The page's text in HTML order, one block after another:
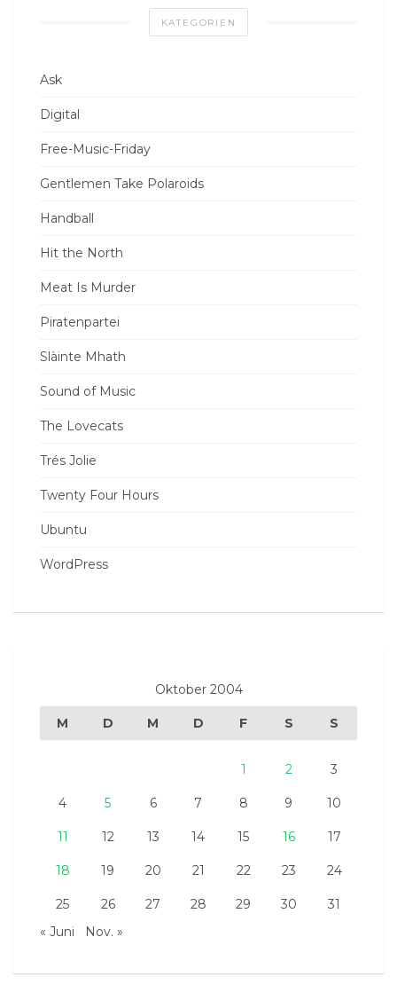
KATEGORIEN
Ask
Digital
Free-Music-Friday
Gentlemen Take Polaroids
Handball
Hit the North
Meat Is Murder
Piratenpartei
Slàinte Mhath
Sound of Music
The Lovecats
Trés Jolie
Twenty Four Hours
Ubuntu
WordPress
Oktober 2004
M D M D F S S
1 2 3
4 5 6 7 8 9 10
11 12 13 14 15 16 17
18 19 20 21 22 23 24
25 26 27 28 29 30
31
« Juni
Nov. »